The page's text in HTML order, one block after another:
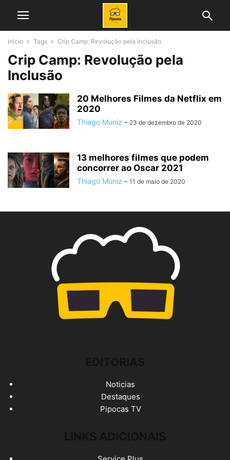
Início Tags Crip Camp: Revolução pela Inclusão
Crip Camp: Revolução pela
Inclusão
20 Melhores Filmes da Netflix em
2020
Thiago Muniz - 23 de dezembro de 2020
13 melhores filmes que podem
concorrer ao Oscar 2021
Thiago Muniz - 11 de maio de 2020
Noticias
Destaques
Pipocas TV